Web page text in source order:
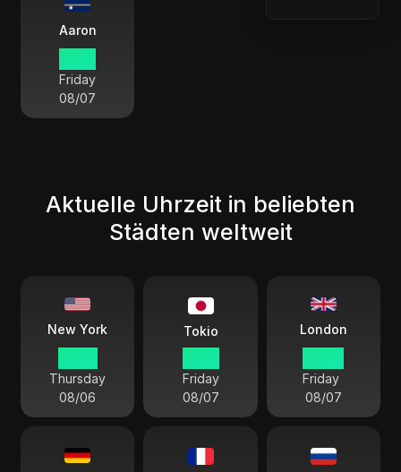
Aaron
Friday
08/07
Aktuelle Uhrzeit in beliebten
Städten weltweit
New York
Thursday
08/06
Tokio
Friday
08/07
London
Friday
08/07